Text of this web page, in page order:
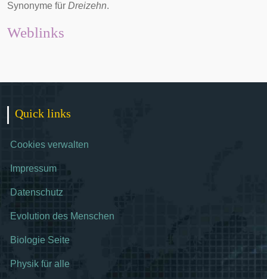
Synonyme für Dreizehn.
Weblinks
Quick links
Cookies verwalten
Impressum
Datenschutz
Evolution des Menschen
Biologie Seite
Physik für alle